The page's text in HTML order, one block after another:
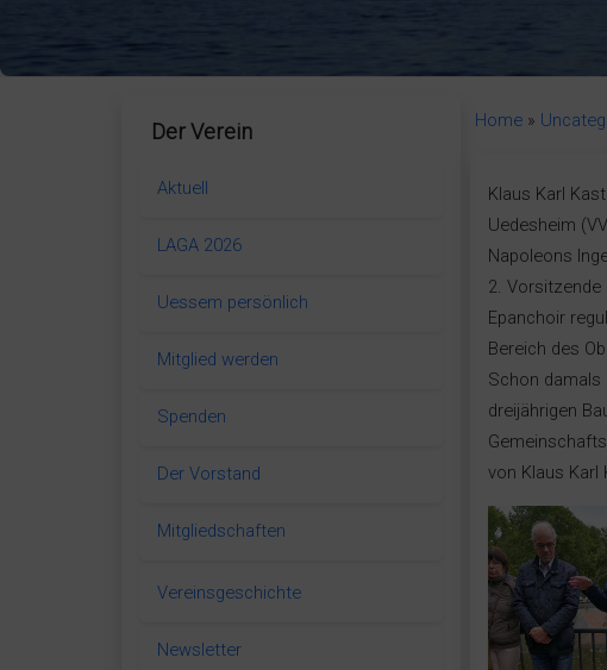
Home»
Klaus Karl
Uedesheim
Napoleons
2. Vorsitzende
Epanchoir
Bereich des
Schon damals
dreijährigen
von Klaus Karl
Der Verein
Aktuell
LAGA 2026
Uessem persönlich
Mitglied werden
Spenden
Der Vorstand
Mitgliedschaften
Vereinsgeschichte
Newsletter